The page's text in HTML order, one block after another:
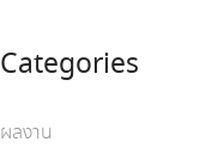
Categories
ผลงาน